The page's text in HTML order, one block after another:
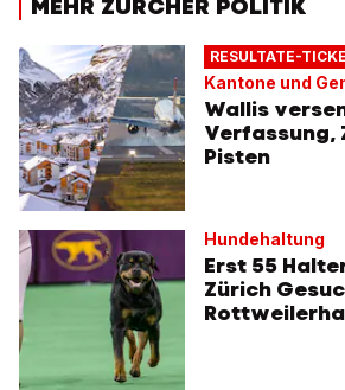
MEHR ZÜRCHER POLITIK
RESULTATE-
Kantone und
Wallis
Verfassung,
Pisten
Hundehaltung
Erst 55
Zürich